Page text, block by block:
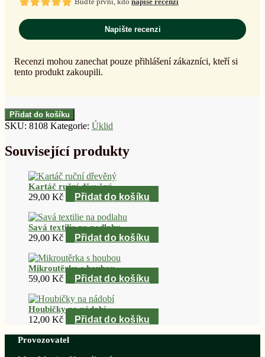
Napište recenzi
Recenzi mohou zanechat pouze přihlášení zákazníci, kteří si
tento produkt zakoupili.
Přidat do košíku
SKU: 8108 Kategorie: Úklid
Související produkty
Kartáč ruční dřevěný
29,00 Kč Přidat do košíku
Savá textilie na podlahu
29,00 Kč Přidat do košíku
Mikroutěrka s houbou
59,00 Kč Přidat do košíku
Houbičky na nádobí
12,00 Kč Přidat do košíku
Provozovatel